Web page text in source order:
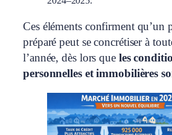
Ces éléments confirment qu’un
préparé peut se concrétiser à
l’année, dès lors que les
personnelles et immobilières